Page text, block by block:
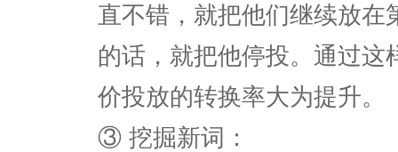
直不错，就把他们继续放在
的话，就把他停投。通过
价投放的转换率大为提升。
③ 挖掘新词：